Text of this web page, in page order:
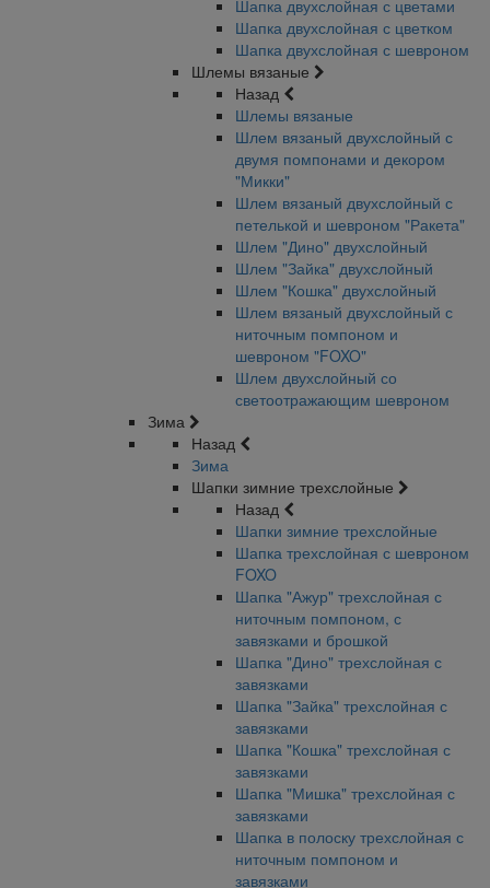
Шапка двухслойная с цветами
Шапка двухслойная с цветком
Шапка двухслойная с шевроном
Шлемы вязаные
Назад
Шлемы вязаные
Шлем вязаный двухслойный с
двумя помпонами и декором
"Микки"
Шлем вязаный двухслойный с
петелькой и шевроном "Ракета"
Шлем "Дино" двухслойный
Шлем "Зайка" двухслойный
Шлем "Кошка" двухслойный
Шлем вязаный двухслойный с
ниточным помпоном и
шевроном "FOXO"
Шлем двухслойный со
светоотражающим шевроном
Зима
Назад
Зима
Шапки зимние трехслойные
Назад
Шапки зимние трехслойные
Шапка трехслойная с шевроном
FOXO
Шапка "Ажур" трехслойная с
ниточным помпоном, с
завязками и брошкой
Шапка "Дино" трехслойная с
завязками
Шапка "Зайка" трехслойная с
завязками
Шапка "Кошка" трехслойная с
завязками
Шапка "Мишка" трехслойная с
завязками
Шапка в полоску трехслойная с
ниточным помпоном и
завязками